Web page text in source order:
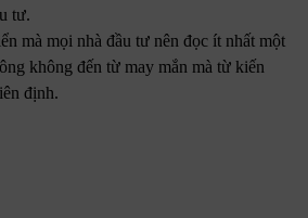
tư.
mà mọi nhà đầu tư nên đọc ít nhất một
không đến từ may mắn mà từ kiến
định.